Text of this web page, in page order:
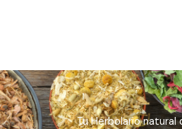
Tu Herbolario natural